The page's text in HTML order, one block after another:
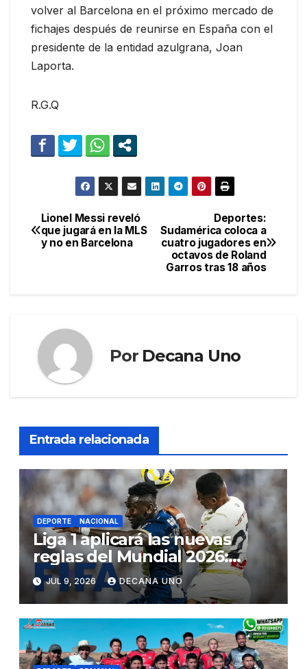
volver al Barcelona en el próximo mercado de
fichajes después de reunirse en España con el
presidente de la entidad azulgrana, Joan
Laporta.
R.G.Q
Navegación
de
Deportes:
Sudamérica coloca a
cuatro jugadores en
octavos de Roland
Garros tras 18 años
Lionel Messi reveló
que jugará en la MLS
y no en Barcelona
Por Decana Uno
Entrada relacionada
DEPORTE NACIONAL
Liga 1 aplicará las nuevas
reglas del Mundial 2026:
conoce todos los cambios
para el Torneo Clausura
JUL 9, 2026 DECANA UNO